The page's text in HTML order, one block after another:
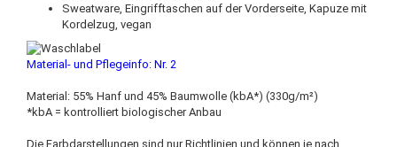
Sweatware, Eingrifftaschen auf der Vorderseite, Kapuze mit
Kordelzug, vegan
Material- und Pflegeinfo: Nr. 2
Material: 55% Hanf und 45% Baumwolle (kbA*) (330g/m²)
*kbA = kontrolliert biologischer Anbau
Die Farbdarstellungen sind nur Richtlinien und können je nach